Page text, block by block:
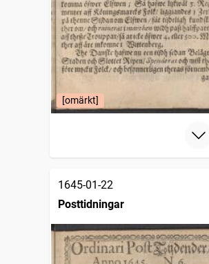
[omärkt]
1645-01-22
Posttidningar